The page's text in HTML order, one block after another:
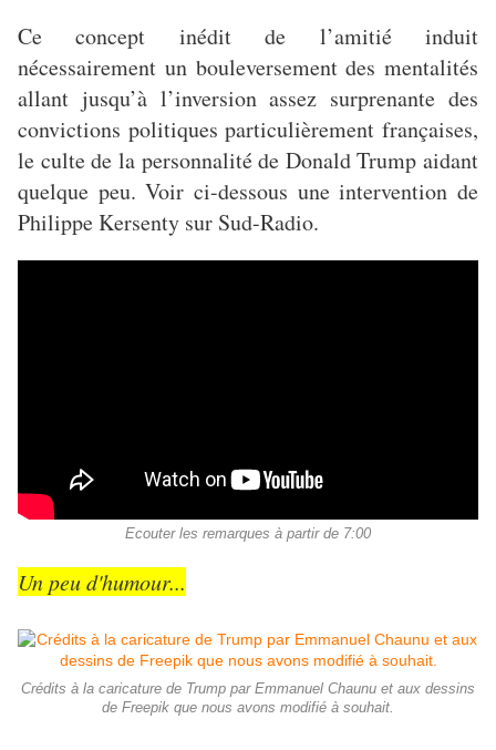
Ce concept inédit de l’amitié induit
nécessairement un bouleversement des mentalités
allant jusqu’à l’inversion assez surprenante des
convictions politiques particulièrement françaises,
le culte de la personnalité de Donald Trump aidant
quelque peu. Voir ci-dessous une intervention de
Philippe Kersenty sur Sud-Radio.
Ecouter les remarques à partir de 7:00
Un peu d'humour...
Crédits à la caricature de Trump par Emmanuel Chaunu et aux dessins
de Freepik que nous avons modifié à souhait.